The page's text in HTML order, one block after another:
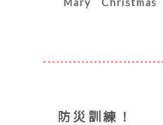
Mary Christmas
防災訓練！